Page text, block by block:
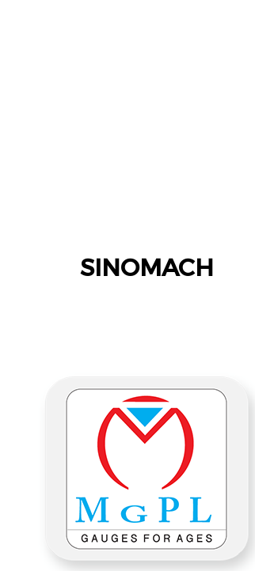
SINOMACH